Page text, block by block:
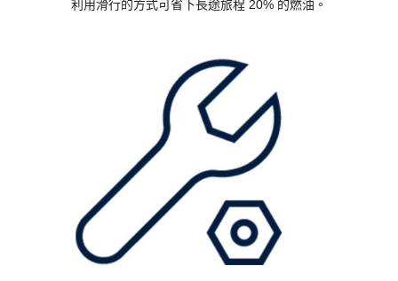
利用滑行的方式可省下長途旅程 20% 的燃油。